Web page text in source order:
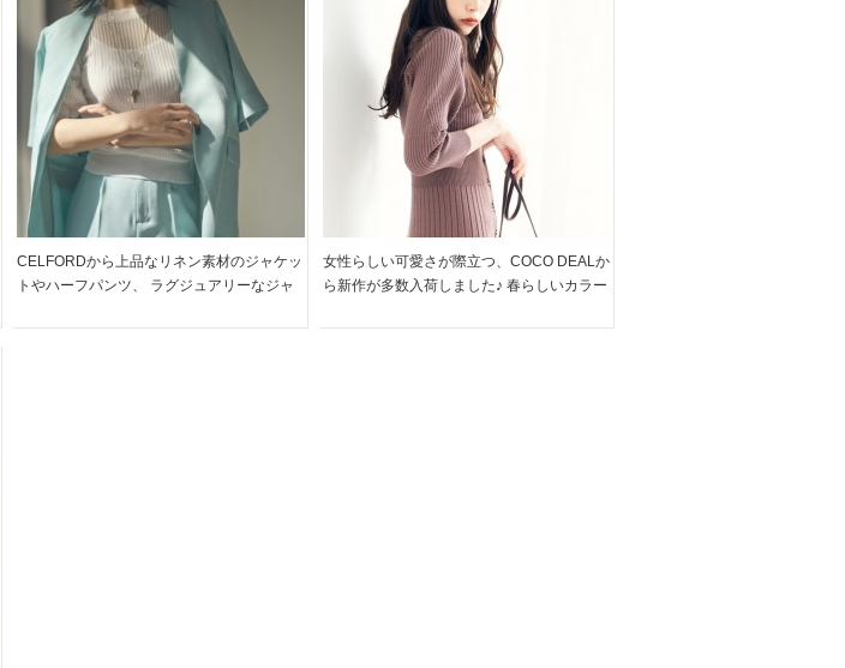
CELFORDから上品なリネン素材のジャケッ
トやハーフパンツ、 ラグジュアリーなジャ
バカンスを想わせる、ラフなのにきちんと感
女性らしい可愛さが際立つ、COCO DEALか
ら新作が多数入荷しました♪ 春らしいカラー
季節におすすめなアイテムばかり◎ 是非ご